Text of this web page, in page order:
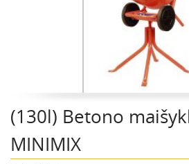
Montavimo instrumentai
Pastoliai, bokšteliai, stelažai, tvoros,
Plytelių, blokelių, polistirolo pjovimo
Rankiniai sodo ir buities įrankiai
Šildytuvai, kaloriferiai,
(130l) Betono
MINIMIX